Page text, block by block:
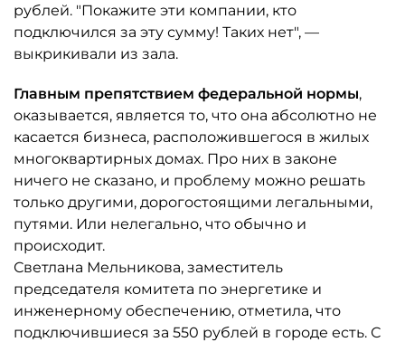
рублей. "Покажите эти компании, кто
подключился за эту сумму! Таких нет", —
выкрикивали из зала.
Главным препятствием федеральной нормы,
оказывается, является то, что она абсолютно не
касается бизнеса, расположившегося в жилых
многоквартирных домах. Про них в законе
ничего не сказано, и проблему можно решать
только другими, дорогостоящими легальными,
путями. Или нелегально, что обычно и
происходит.
Светлана Мельникова, заместитель
председателя комитета по энергетике и
инженерному обеспечению, отметила, что
подключившиеся за 550 рублей в городе есть. С